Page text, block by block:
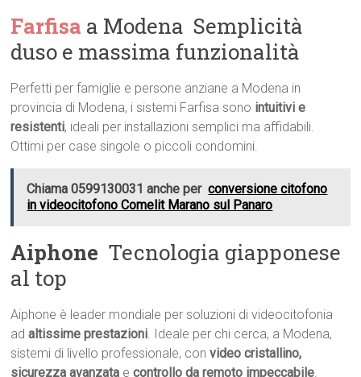
Farfisa a Modena  Semplicità
duso e massima funzionalità
Perfetti per famiglie e persone anziane a Modena in
provincia di Modena, i sistemi Farfisa sono intuitivi e
resistenti, ideali per installazioni semplici ma affidabili.
Ottimi per case singole o piccoli condomini.
Chiama 0599130031 anche per conversione citofono
in videocitofono Comelit Marano sul Panaro
Aiphone  Tecnologia giapponese
al top
Aiphone è leader mondiale per soluzioni di videocitofonia
adaltissime prestazioni. Ideale per chi cerca, a Modena,
sistemi di livello professionale, convideo cristallino,
sicurezza avanzata econtrollo da remoto impeccabile.